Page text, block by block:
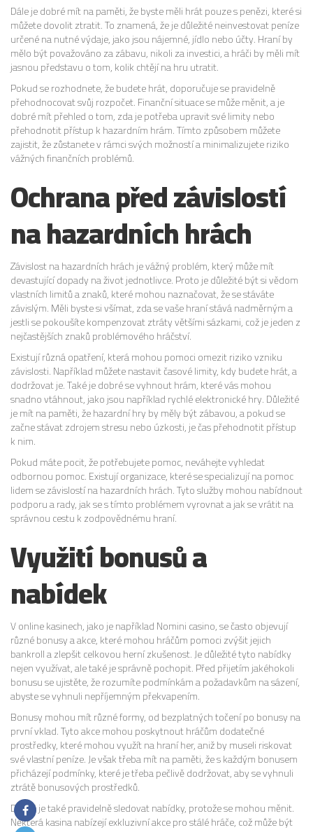
Dále je dobré mít na paměti, že byste měli hrát pouze s penězi, které si
můžete dovolit ztratit. To znamená, že je důležité neinvestovat peníze
určené na nutné výdaje, jako jsou nájemné, jídlo nebo účty. Hraní by
mělo být považováno za zábavu, nikoli za investici, a hráči by měli mít
jasnou představu o tom, kolik chtějí na hru utratit.
Pokud se rozhodnete, že budete hrát, doporučuje se pravidelně
přehodnocovat svůj rozpočet. Finanční situace se může měnit, a je
dobré mít přehled o tom, zda je potřeba upravit své limity nebo
přehodnotit přístup k hazardním hrám. Tímto způsobem můžete
zajistit, že zůstanete v rámci svých možností a minimalizujete riziko
vážných finančních problémů.
Ochrana před závislostí
na hazardních hrách
Závislost na hazardních hrách je vážný problém, který může mít
devastující dopady na život jednotlivce. Proto je důležité být si vědom
vlastních limitů a znaků, které mohou naznačovat, že se stáváte
závislým. Měli byste si všímat, zda se vaše hraní stává nadměrným a
jestli se pokoušíte kompenzovat ztráty většími sázkami, což je jeden z
nejčastějších znaků problémového hráčství.
Existují různá opatření, která mohou pomoci omezit riziko vzniku
závislosti. Například můžete nastavit časové limity, kdy budete hrát, a
dodržovat je. Také je dobré se vyhnout hrám, které vás mohou
snadno vtáhnout, jako jsou například rychlé elektronické hry. Důležité
je mít na paměti, že hazardní hry by měly být zábavou, a pokud se
začne stávat zdrojem stresu nebo úzkosti, je čas přehodnotit přístup
k nim.
Pokud máte pocit, že potřebujete pomoc, neváhejte vyhledat
odbornou pomoc. Existují organizace, které se specializují na pomoc
lidem se závislostí na hazardních hrách. Tyto služby mohou nabídnout
podporu a rady, jak se s tímto problémem vyrovnat a jak se vrátit na
správnou cestu k zodpovědnému hraní.
Využití bonusů a
nabídek
V online kasinech, jako je například Nomini casino, se často objevují
různé bonusy a akce, které mohou hráčům pomoci zvýšit jejich
bankroll a zlepšit celkovou herní zkušenost. Je důležité tyto nabídky
nejen využívat, ale také je správně pochopit. Před přijetím jakéhokoli
bonusu se ujistěte, že rozumíte podmínkám a požadavkům na sázení,
abyste se vyhnuli nepříjemným překvapením.
Bonusy mohou mít různé formy, od bezplatných točení po bonusy na
první vklad. Tyto akce mohou poskytnout hráčům dodatečné
prostředky, které mohou využít na hraní her, aniž by museli riskovat
své vlastní peníze. Je však třeba mít na paměti, že s každým bonusem
přicházejí podmínky, které je třeba pečlivě dodržovat, aby se vyhnuli
ztrátě bonusových prostředků.
Dobré je také pravidelně sledovat nabídky, protože se mohou měnit.
Některá kasina nabízejí exkluzivní akce pro stálé hráče, což může být